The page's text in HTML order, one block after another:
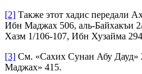
[2] Также этот хадис передали
Ибн Маджах 506, аль-Байхакъи
Хазм 1/106-107, Ибн Хузайма
[3] См. «Сахих Сунан Абу
Маджах» 415.